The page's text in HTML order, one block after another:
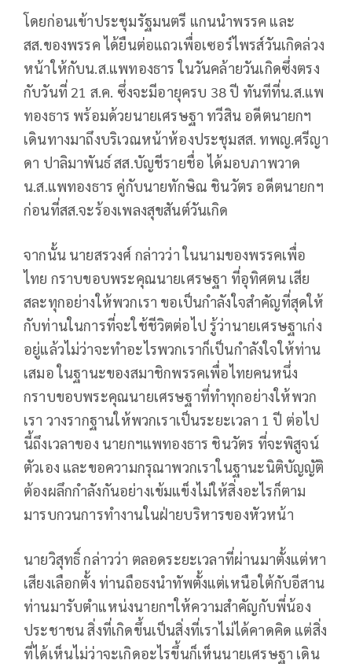
โดยก่อนเข้าประชุมรัฐมนตรี แกนนำพรรค และ
สส.ของพรรค ได้ยืนต่อแถวเพื่อเซอร์ไพรส์วันเกิดล่วง
หน้าให้กับน.ส.แพทองธาร ในวันคล้ายวันเกิดซึ่งตรง
กับวันที่ 21 ส.ค. ซึ่งจะมีอายุครบ 38 ปี ทันทีที่น.ส.แพ
ทองธาร พร้อมด้วยนายเศรษฐา ทวีสิน อดีตนายกฯ
เดินทางมาถึงบริเวณหน้าห้องประชุมสส. ทพญ.ศรีญา
ดา ปาลิมาพันธ์ สส.บัญชีรายชื่อ ได้มอบภาพวาด
น.ส.แพทองธาร คู่กับนายทักษิณ ชินวัตร อดีตนายกฯ
ก่อนที่สส.จะร้องเพลงสุขสันต์วันเกิด
จากนั้น นายสรวงศ์ กล่าวว่า ในนามของพรรคเพื่อ
ไทย กราบขอบพระคุณนายเศรษฐา ที่อุทิศตน เสีย
สละทุกอย่างให้พวกเรา ขอเป็นกำลังใจสำคัญที่สุดให้
กับท่านในการที่จะใช้ชีวิตต่อไป รู้ว่านายเศรษฐาเก่ง
อยู่แล้วไม่ว่าจะทำอะไรพวกเราก็เป็นกำลังใจให้ท่าน
เสมอ ในฐานะของสมาชิกพรรคเพื่อไทยคนหนึ่ง
กราบขอบพระคุณนายเศรษฐาที่ทำทุกอย่างให้พวก
เรา วางรากฐานให้พวกเราเป็นระยะเวลา 1 ปี ต่อไป
นี้ถึงเวลาของ นายกฯแพทองธาร ชินวัตร ที่จะพิสูจน์
ตัวเอง และขอความกรุณาพวกเราในฐานะนิติบัญญัติ
ต้องผลึกกำลังกันอย่างเข้มแข็งไม่ให้สิ่งอะไรก็ตาม
มารบกวนการทำงานในฝ่ายบริหารของหัวหน้า
นายวิสุทธิ์ กล่าวว่า ตลอดระยะเวลาที่ผ่านมาตั้งแต่หา
เสียงเลือกตั้ง ท่านถือธงนำทัพตั้งแต่เหนือใต้กับอีสาน
ท่านมารับตำแหน่งนายกฯให้ความสำคัญกับพี่น้อง
ประชาชน สิ่งที่เกิดขึ้นเป็นสิ่งที่เราไม่ได้คาดคิด แต่สิ่ง
ที่ได้เห็นไม่ว่าจะเกิดอะไรขึ้นก็เห็นนายเศรษฐา เดิน